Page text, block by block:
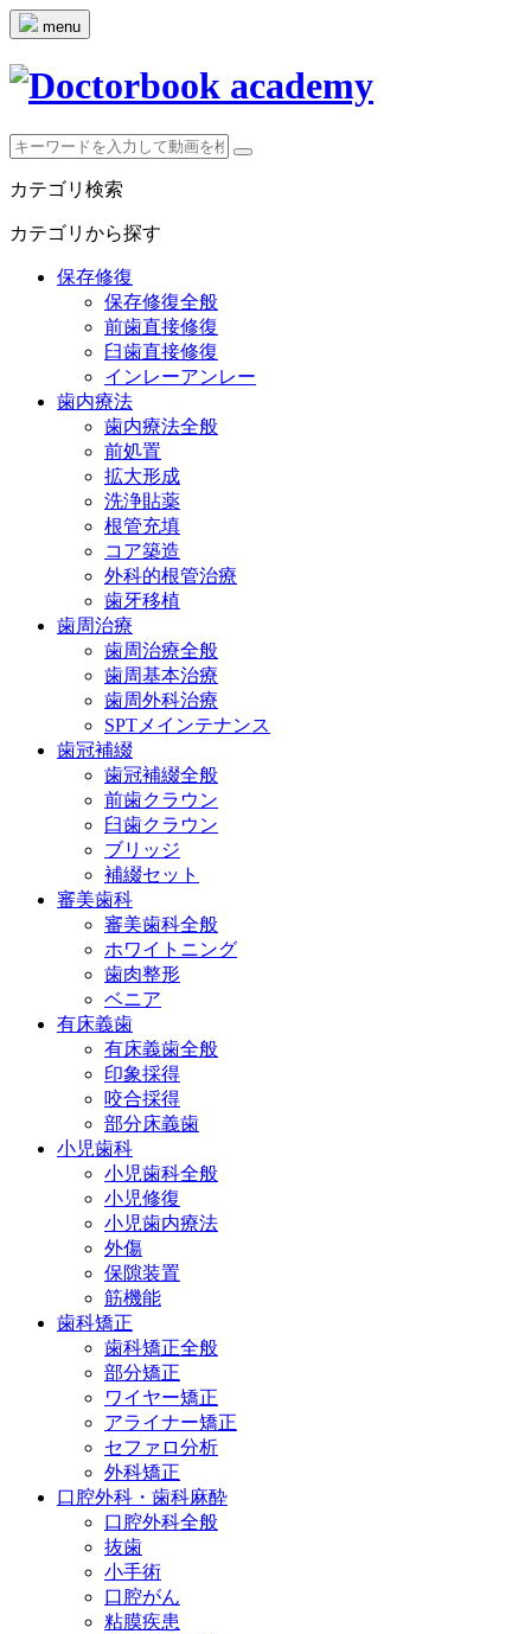
menu
カテゴリ検索
カテゴリから探す
保存修復
保存修復全般
前歯直接修復
臼歯直接修復
インレーアンレー
歯内療法
歯内療法全般
前処置
拡大形成
洗浄貼薬
根管充填
コア築造
外科的根管治療
歯牙移植
歯周治療
歯周治療全般
歯周基本治療
歯周外科治療
SPTメインテナンス
歯冠補綴
歯冠補綴全般
前歯クラウン
臼歯クラウン
ブリッジ
補綴セット
審美歯科
審美歯科全般
ホワイトニング
歯肉整形
ベニア
有床義歯
有床義歯全般
印象採得
咬合採得
部分床義歯
小児歯科
小児歯科全般
小児修復
小児歯内療法
外傷
保隙装置
筋機能
歯科矯正
歯科矯正全般
部分矯正
ワイヤー矯正
アライナー矯正
セファロ分析
外科矯正
口腔外科・歯科麻酔
口腔外科全般
抜歯
小手術
口腔がん
粘膜疾患